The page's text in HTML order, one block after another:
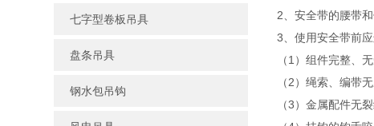
七字型卷板吊具
盘条吊具
钢水包吊钩
2、安全带的腰带
3、使用安全带前
（1）组件完整、
（2）绳索、编带
（3）金属配件无